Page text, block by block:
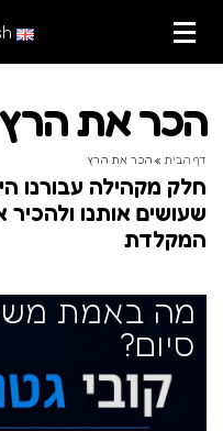
הכר את הרץ
דף הבית » הכר את הרץ
חלק מקהילה עבורנו
שעושים אותנו
המקלדת
מה באמת
סיום?